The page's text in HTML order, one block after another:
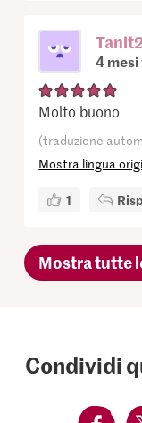
4 mesi
Molto buono
(traduzione
Mostra lingua
1
Mostra tutte
Condividi